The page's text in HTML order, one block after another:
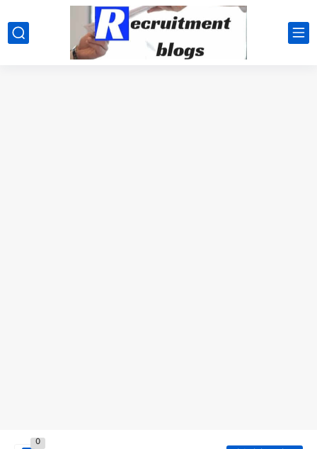
google.com, pub-2091334367487754, DIRECT, f08c47fec0942fa0
0